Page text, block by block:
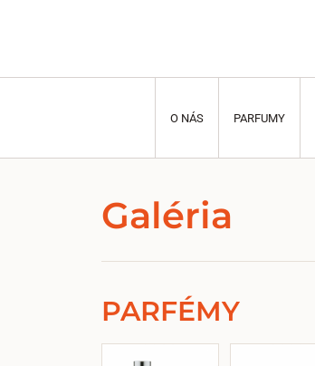
O NÁS PARFUMY
Galéria
PARFÉMY